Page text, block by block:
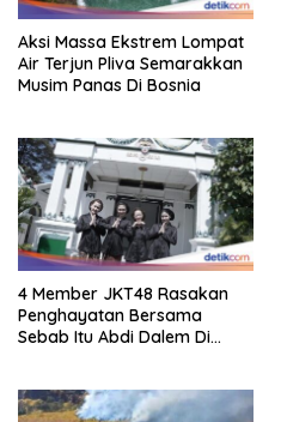
Aksi Massa Ekstrem Lompat
Air Terjun Pliva Semarakkan
Musim Panas Di Bosnia
4 Member JKT48 Rasakan
Penghayatan Bersama
Sebab Itu Abdi Dalem Di